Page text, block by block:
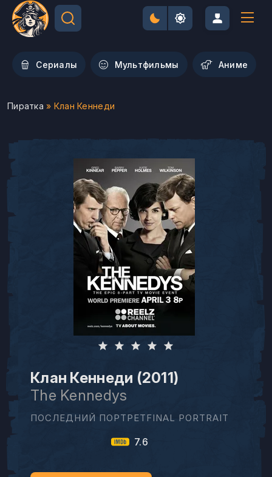
Сериалы Мультфильмы Aниме
Пиратка » Клан Кеннеди
Клан Кеннеди (2011)
The Kennedys
ПОСЛЕДНИЙ ПОРТРЕТFINAL PORTRAIT
7.6